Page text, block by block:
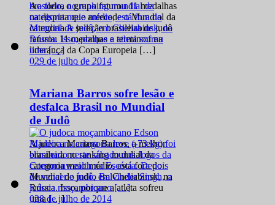
Ao todo, o grupo faturou 11 medalhas
na disputa que antecede o Mundial da
categoria A seleção brasileira de judô
faturou 11 medalhas e terminou na
liderança da Copa Europeia […]
029 de julho de 2014
Mariana Barros sofre lesão e
desfalca Brasil no Mundial
de Judô
A judoca Mariana Barros, a melhor
brasileira no ranking mundial da
categoria meio médio, está fora do
Mundial de judô, em Cheliabinsk, na
Rússia. Isso, porque a atleta sofreu
uma […]
028 de julho de 2014